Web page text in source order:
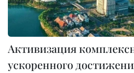
Активизация
ускоренного